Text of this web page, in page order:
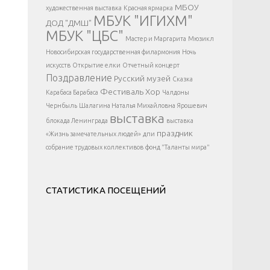
</div >
художественная выставка Красная ярмарка МБОУ
ДОД "ДМШ" МБУК "ИГИХМ"
МБУК "ЦБС" Мастер и Маргарита Мюзикл
Новосибирская государственная филармония Ночь
искусств Открытие елки Отчетный концерт
Поздравление Русский музей Сказка
Карабаса Барабаса ФестивальХор Чалдоны
Чернбыль Шалагина Наталья Михайловна Ярошевич
блокада Ленинграда выставка выставка
«Жизнь замечательных людей» дпи праздник
собрание трудовых коллективов фонд "Таланты мира"
СТАТИСТИКА ПОСЕЩЕНИЙ